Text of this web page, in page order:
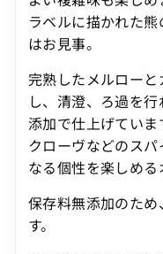
ラベルに描かれた
はお見事。
完熟したメルロー
し、清澄、ろ過を
添加で仕上げてい
クローヴなどのス
なる個性を楽しめる
保存料無添加のた
す。